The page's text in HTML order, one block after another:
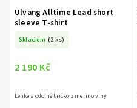
Ulvang Alltime Lead short
sleeve T-shirt
Skladem (2 ks)
2 190 Kč
Lehké a odolné tričko z merino vlny